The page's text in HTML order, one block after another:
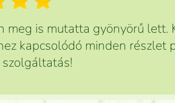
is mutatta gyönyörű lett.
kapcsolódó minden részlet